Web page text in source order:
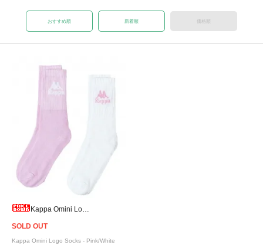
おすすめ順 新着順 価格順
Kappa Omini Logo Socks - Pink/White
SOLD OUT
Kappa Omini Logo Socks - Pink/White